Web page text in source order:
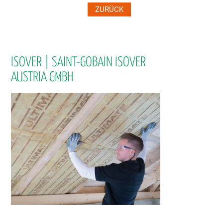
ZURÜCK
ISOVER | SAINT-GOBAIN ISOVER
AUSTRIA GMBH